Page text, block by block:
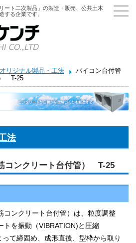
ート二次製品」の製造・販売、公共土木
する企業です。
オリジナル製品・工法
バイコン台付管
） T-25
法
コンクリート台付管） T-25
ンクリート台付管）は、粒度調整
トを振動（VIBRATION)と圧縮
って締固め、成形直後、型枠から取り